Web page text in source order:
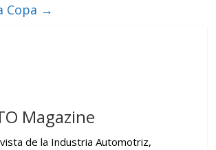
Copa →
Magazine
de la Industria Automotriz,